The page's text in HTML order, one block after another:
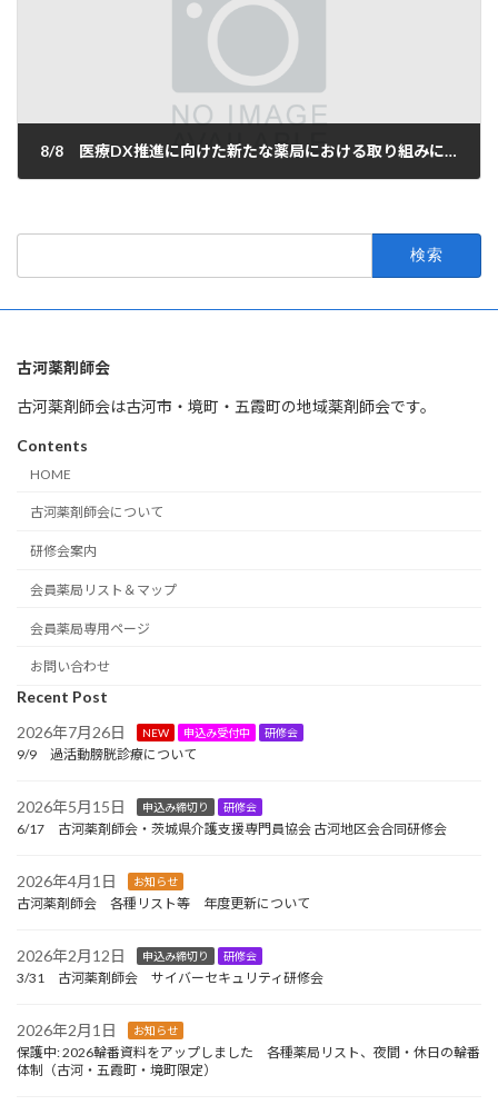
8/8 医療DX推進に向けた新たな薬局における取り組みについて
古河薬剤師会
古河薬剤師会は古河市・境町・五霞町の地域薬剤師会です。
Contents
HOME
古河薬剤師会について
研修会案内
会員薬局リスト＆マップ
会員薬局専用ページ
お問い合わせ
Recent Post
2026年7月26日
NEW 申込み受付中 研修会
9/9 過活動膀胱診療について
2026年5月15日 申込み締切り 研修会
6/17 古河薬剤師会・茨城県介護支援専門員協会 古河地区会合同研修会
2026年4月1日 お知らせ
古河薬剤師会 各種リスト等 年度更新について
2026年2月12日 申込み締切り 研修会
3/31 古河薬剤師会 サイバーセキュリティ研修会
2026年2月1日 お知らせ
保護中: 2026輪番資料をアップしました 各種薬局リスト、夜間・休日の輪番
体制（古河・五霞町・境町限定）